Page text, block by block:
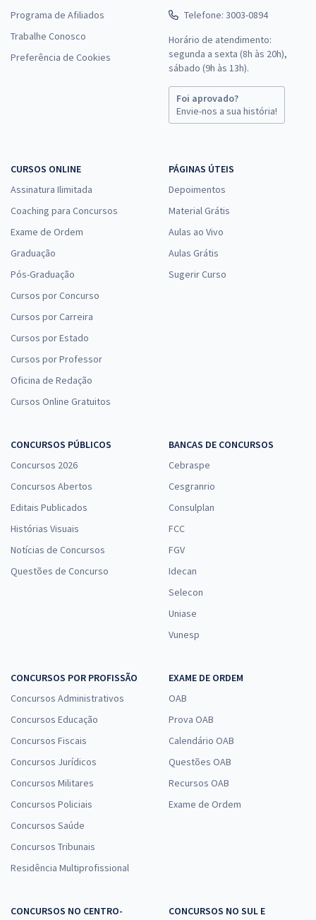
Programa de Afiliados
Trabalhe Conosco
Preferência de Cookies
Telefone: 3003-0894
Horário de atendimento:
segunda a sexta (8h às 20h),
sábado (9h às 13h).
Foi aprovado?
Envie-nos a sua história!
CURSOS ONLINE
Assinatura Ilimitada
Coaching para Concursos
Exame de Ordem
Graduação
Pós-Graduação
Cursos por Concurso
Cursos por Carreira
Cursos por Estado
Cursos por Professor
Oficina de Redação
Cursos Online Gratuitos
PÁGINAS ÚTEIS
Depoimentos
Material Grátis
Aulas ao Vivo
Aulas Grátis
Sugerir Curso
CONCURSOS PÚBLICOS
Concursos 2026
Concursos Abertos
Editais Publicados
Histórias Visuais
Notícias de Concursos
Questões de Concurso
BANCAS DE CONCURSOS
Cebraspe
Cesgranrio
Consulplan
FCC
FGV
Idecan
Selecon
Uniase
Vunesp
CONCURSOS POR PROFISSÃO
Concursos Administrativos
Concursos Educação
Concursos Fiscais
Concursos Jurídicos
Concursos Militares
Concursos Policiais
Concursos Saúde
Concursos Tribunais
Residência Multiprofissional
EXAME DE ORDEM
OAB
Prova OAB
Calendário OAB
Questões OAB
Recursos OAB
Exame de Ordem
CONCURSOS NO CENTRO-
CONCURSOS NO SUL E